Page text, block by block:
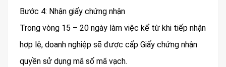
Bước 4: Nhận giấy chứng nhận
Trong vòng 15 – 20 ngày làm việc kể từ khi tiếp nhận
hợp lệ, doanh nghiệp sẽ được cấp Giấy chứng nhận
quyền sử dụng mã số mã vạch.